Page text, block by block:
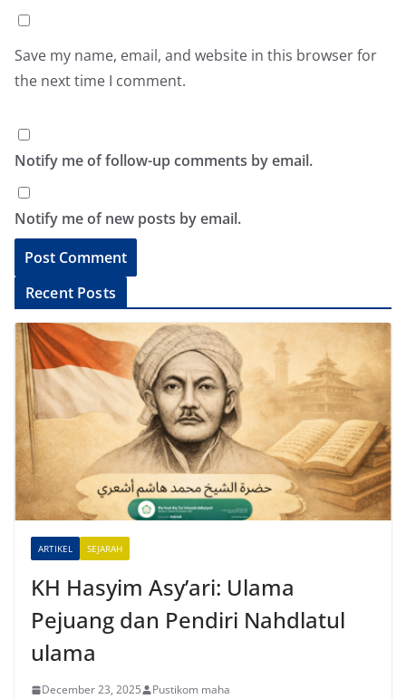
Save my name, email, and website in this browser for
the next time I comment.
Notify me of follow-up comments by email.
Notify me of new posts by email.
l
a
t
i
v
Recent Posts
ARTIKEL SEJARAH
KH Hasyim Asy’ari: Ulama
Pejuang dan Pendiri Nahdlatul
ulama
December 23, 2025 Pustikom maha